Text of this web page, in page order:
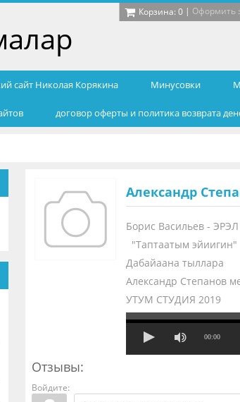
Корзина: 0| Оформить
сайт Николая Корякина Минусовки
договор оферты и политика возврата
Александр
Борис Васильев - ЭРЭЛ
"Таптаатым эйиигин"
Дабайаана тыллара
Александр Степанов
УТУМ СТУДИЯ 2019
00:00
Отзывы:
Войдите: